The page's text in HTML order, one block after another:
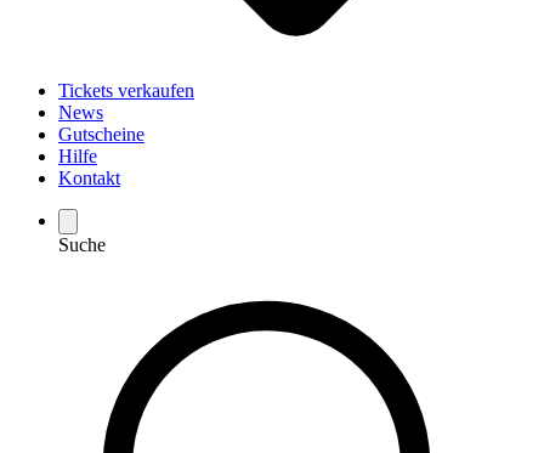
Tickets verkaufen
News
Gutscheine
Hilfe
Kontakt
Suche